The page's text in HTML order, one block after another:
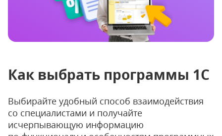
Как выбрать программы 1С
Выбирайте удобный способ взаимодействия
со специалистами и получайте
исчерпывающую информацию